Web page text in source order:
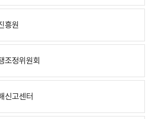
흥원
조정위원회
신고센터